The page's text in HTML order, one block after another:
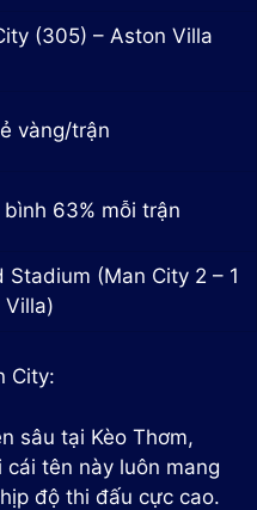
(305) – Aston Villa
vàng/trận
bình 63% mỗi trận
Stadium (Man City 2 – 1
Villa)
City:
sâu tại Kèo Thơm,
tên này luôn mang
độ thi đấu cực cao.